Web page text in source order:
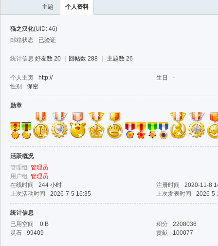
主题 个人资料
猫之汉化(UID: 46)
邮箱状态
已验证
统计信息 好友数 20 回帖数 288 主题数 26
个人主页 http:// 生日
-
性别
保密
勋章
活跃概况
管理组 管理员
用户组 管理员
在线时间
244 小时 注册时间
2020-11-8
上次活动时间
2026-7-5 16:35 上次发表时间 2026-
统计信息
已用空间
0 B 积分
2208036
灵石
99409 贡献 100077